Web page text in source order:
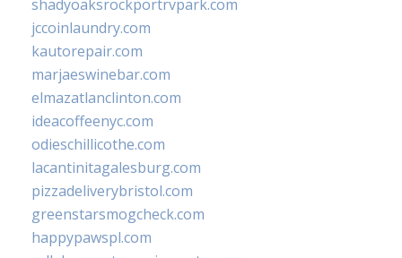
shadyoaksrockportrvpark.com
jccoinlaundry.com
kautorepair.com
marjaeswinebar.com
elmazatlanclinton.com
ideacoffeenyc.com
odieschillicothe.com
lacantinitagalesburg.com
pizzadeliverybristol.com
greenstarsmogcheck.com
happypawspl.com